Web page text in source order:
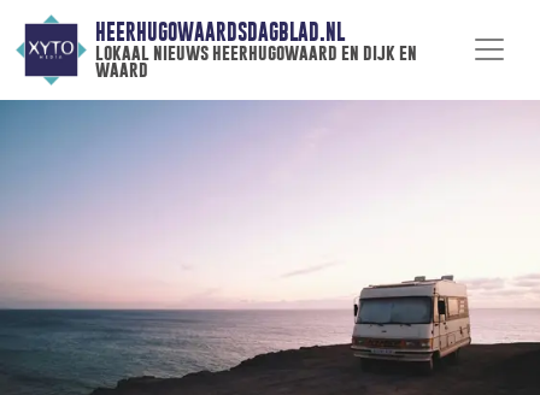
HEERHUGOWAARDSDAGBLAD.NL
lokaal nieuws heerhugowaard en dijk en
waard